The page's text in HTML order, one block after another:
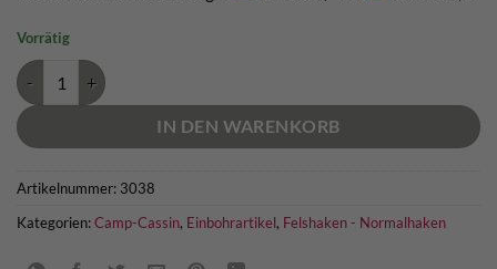
Vorrätig
CAMP Ultimate Reality Piton Menge
IN DEN WARENKORB
Artikelnummer: 3038
Kategorien:Camp-Cassin, Einbohrartikel, Felshaken - Normalhaken